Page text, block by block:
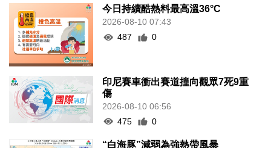
今日持續酷熱料最高溫36°C
2026-08-10 07:43
487
0
印尼賽車衝出賽道撞向觀眾7死9重
傷
2026-08-10 06:56
475
0
“白海豚”減弱為強熱帶風暴